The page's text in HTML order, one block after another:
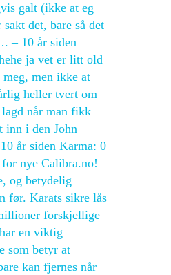
galt (ikke at eg
sakt det, bare så det
– 10 år siden
ja vet er litt old
meg, men ikke at
heller tvert om
når man fikk
inn i den John
år siden Karma: 0
nye Calibra.no!
og betydelig
før. Karats sikre lås
forskjellige
en viktig
som betyr at
kan fjernes når